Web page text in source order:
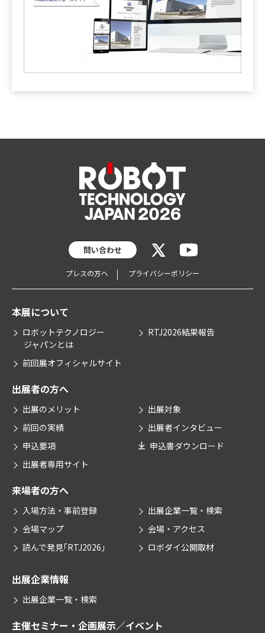
問い合わせ
プレスの方へ プライバシーポリシー
本展について
ロボットテクノロジー
ジャパンとは
RTJ2026結果報告
前回展オフィシャルサイト
出展者の方へ
出展のメリット
出展対象
前回の実績
出展者インタビュー
申込要項
申込書ダウンロード
出展者専用サイト
来場者の方へ
入場方法・事前登録
出展企業一覧・検索
会場マップ
会場・アクセス
読んで発見｢RTJ2026｣
ロボダイ公開取材
出展企業情報
出展企業一覧・検索
主催セミナー・企画展示／イベント